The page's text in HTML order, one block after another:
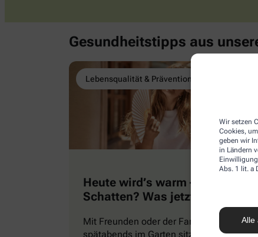
Wir setzen
Cookies,
geben wir
in Ländern
Abs. 1 lit. a
Alle
Gesundheitstipps aus
Lebensqualität & Prävention
Heute wird’s warm – 30 Grad im
Schatten? Was jetzt wichtig ist
Mit Freunden oder der Familie bis
spätabends im Garten sitzen und grillen.